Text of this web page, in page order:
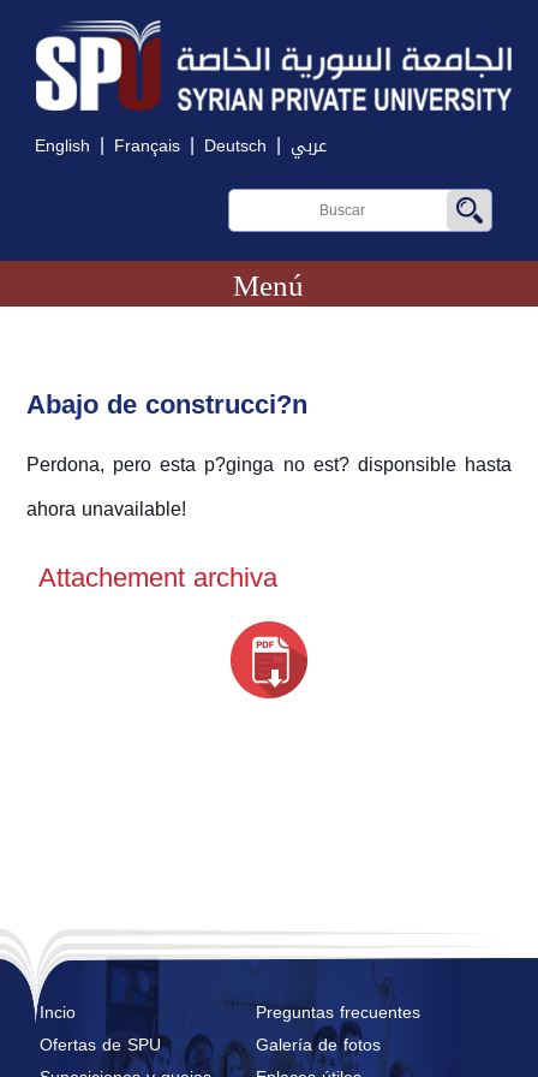
English | Français | Deutsch | عربي
Menú
Abajo de construcci?n
Perdona, pero esta p?ginga no est? disponsible hasta
ahora unavailable!
Attachement archiva
Incio
Preguntas frecuentes
Ofertas de SPU
Galería de fotos